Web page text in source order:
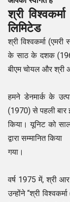
श्री
लिमिटेड
श्री विश्वकर्मा
के साठ के दशक
बीएम चोयल और श्री
हमने डेनमार्क के
(1970) से पहली बार
किया। यूनिट को
द्वारा सम्मानित किया
गया।
वर्ष 1975 में, श्री
उन्होंने “श्री